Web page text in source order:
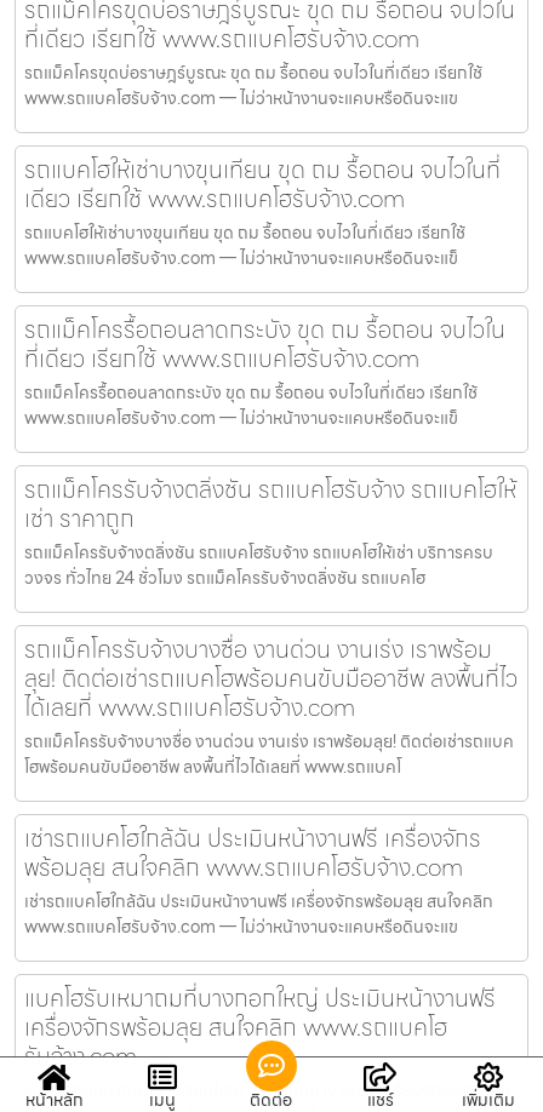
รถแม็คโครขุดบ่อราษฎร์บูรณะ ขุด ถม รื้อถอน จบไวใน
ที่เดียว เรียกใช้ www.รถแบคโฮรับจ้าง.com
รถแม็คโครขุดบ่อราษฎร์บูรณะ ขุด ถม รื้อถอน จบไวในที่เดียว เรียกใช้
www.รถแบคโฮรับจ้าง.com — ไม่ว่าหน้างานจะแคบหรือดินจะแข
รถแบคโฮให้เช่าบางขุนเทียน ขุด ถม รื้อถอน จบไวในที่
เดียว เรียกใช้ www.รถแบคโฮรับจ้าง.com
รถแบคโฮให้เช่าบางขุนเทียน ขุด ถม รื้อถอน จบไวในที่เดียว เรียกใช้
www.รถแบคโฮรับจ้าง.com — ไม่ว่าหน้างานจะแคบหรือดินจะแข็
รถแม็คโครรื้อถอนลาดกระบัง ขุด ถม รื้อถอน จบไวใน
ที่เดียว เรียกใช้ www.รถแบคโฮรับจ้าง.com
รถแม็คโครรื้อถอนลาดกระบัง ขุด ถม รื้อถอน จบไวในที่เดียว เรียกใช้
www.รถแบคโฮรับจ้าง.com — ไม่ว่าหน้างานจะแคบหรือดินจะแข็
รถแม็คโครรับจ้างตลิ่งชัน รถแบคโฮรับจ้าง รถแบคโฮให้
เช่า ราคาถูก
รถแม็คโครรับจ้างตลิ่งชัน รถแบคโฮรับจ้าง รถแบคโฮให้เช่า บริการครบ
วงจร ทั่วไทย 24 ชั่วโมง รถแม็คโครรับจ้างตลิ่งชัน รถแบคโฮ
รถแม็คโครรับจ้างบางซื่อ งานด่วน งานเร่ง เราพร้อม
ลุย! ติดต่อเช่ารถแบคโฮพร้อมคนขับมืออาชีพ ลงพื้นที่ไว
ได้เลยที่ www.รถแบคโฮรับจ้าง.com
รถแม็คโครรับจ้างบางซื่อ งานด่วน งานเร่ง เราพร้อมลุย! ติดต่อเช่ารถแบค
โฮพร้อมคนขับมืออาชีพ ลงพื้นที่ไวได้เลยที่ www.รถแบคโ
เช่ารถแบคโฮใกล้ฉัน ประเมินหน้างานฟรี เครื่องจักร
พร้อมลุย สนใจคลิก www.รถแบคโฮรับจ้าง.com
เช่ารถแบคโฮใกล้ฉัน ประเมินหน้างานฟรี เครื่องจักรพร้อมลุย สนใจคลิก
www.รถแบคโฮรับจ้าง.com — ไม่ว่าหน้างานจะแคบหรือดินจะแข
แบคโฮรับเหมาถมที่บางกอกใหญ่ ประเมินหน้างานฟรี
เครื่องจักรพร้อมลุย สนใจคลิก www.รถแบคโฮ
รับจ้าง.com
แบคโฮรับเหมาถมที่บางกอกใหญ่ ประเมินหน้างานฟรี เครื่องจักรพร้อมลุย
หน้าหลัก เมนู ติดต่อ แชร์ เพิ่มเติม